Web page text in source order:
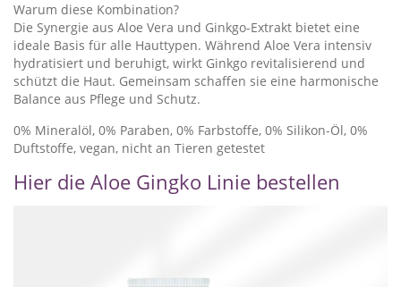
Warum diese Kombination?
Die Synergie aus Aloe Vera und Ginkgo-Extrakt bietet eine
ideale Basis für alle Hauttypen. Während Aloe Vera intensiv
hydratisiert und beruhigt, wirkt Ginkgo revitalisierend und
schützt die Haut. Gemeinsam schaffen sie eine harmonische
Balance aus Pflege und Schutz.
0% Mineralöl, 0% Paraben, 0% Farbstoffe, 0% Silikon-Öl, 0%
Duftstoffe, vegan, nicht an Tieren getestet
Hier die Aloe Gingko Linie bestellen